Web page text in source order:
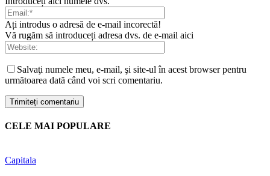
Ați introdus o adresă de e-mail incorectă!
Vă rugăm să introduceți adresa dvs. de e-mail aici
Salvaţi numele meu, e-mail, şi site-ul în acest browser pentru
următoarea dată când voi scri comentariu.
CELE MAI POPULARE
Capitala